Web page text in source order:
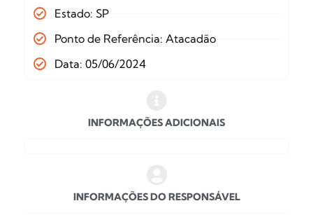
Estado: SP
Ponto de Referência: Atacadão
Data: 05/06/2024
INFORMAÇÕES ADICIONAIS
INFORMAÇÕES DO RESPONSÁVEL